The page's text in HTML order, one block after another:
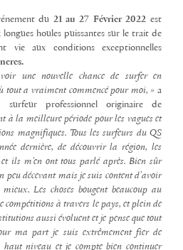
du 21 au 27 Février 2022 est
houles puissantes sur le trait de
vie aux conditions exceptionnelles
une nouvelle chance de surfer en
a vraiment commencé pour moi, » a
surfeur professionnel originaire de
à la meilleure période pour les vagues et
magnifiques. Tous les surfeurs du QS
dernière, de découvrir la région, les
ils m’en ont tous parlé après. Bien sûr
décevant mais je suis content d’avoir
Les choses bougent beaucoup au
compétitions à travers le pays, et plein de
aussi évoluent et je pense que tout
ma part je suis extrêmement fier de
niveau et je compte bien continuer